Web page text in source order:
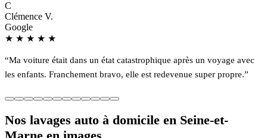
C
Clémence V.
Google
★ ★ ★ ★ ★
“Ma voiture était dans un état catastrophique après un voyage avec
les enfants. Franchement bravo, elle est redevenue super propre.”
Nos lavages auto à domicile en Seine-et-